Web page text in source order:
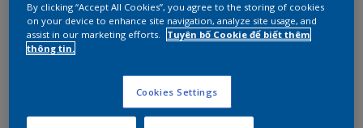
By clicking “Accept All Cookies”, you agree to the storing of cookies
on your device to enhance site navigation, analyze site usage, and
assist in our marketing efforts.
Tuyên bố Cookie để biết thêm
thông tin.
Cookies Settings